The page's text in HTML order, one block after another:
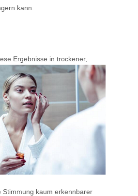
kann.
Ergebnisse in trockener,
kaum erkennbarer